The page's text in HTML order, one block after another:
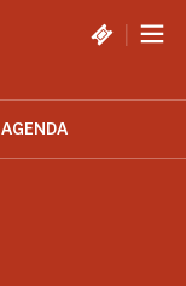
|
AGENDA